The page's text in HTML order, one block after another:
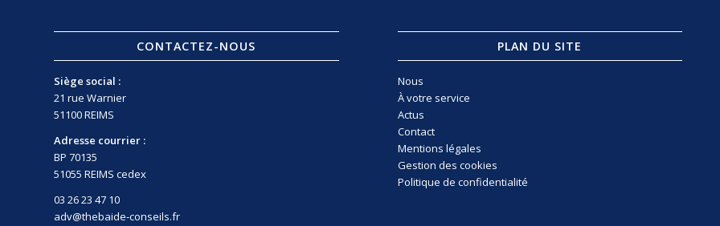
CONTACTEZ-NOUS
Siège social :
21 rue Warnier
51100 REIMS
Adresse courrier :
BP 70135
51055 REIMS cedex
03 26 23 47 10
adv@thebaide-conseils.fr
PLAN DU SITE
Nous
À votre service
Actus
Contact
Mentions légales
Gestion des cookies
Politique de confidentialité